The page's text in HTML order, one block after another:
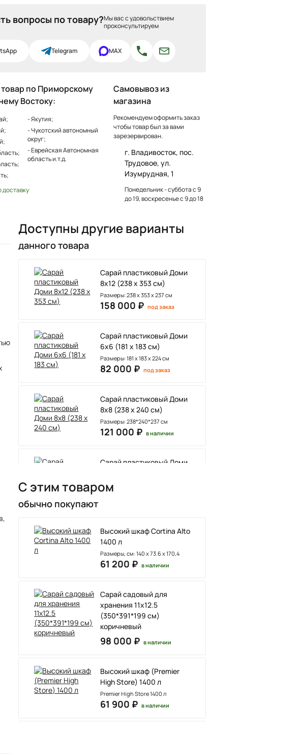
вопросы по товару?Мы вас с удовольствием
проконсультируем
Telegram MAX
по Приморскому
Востоку:
- Якутия;
- Чукотский автономный
округ;
- Еврейская Автономная
область и.т.д.
Самовывоз из
магазина
Рекомендуем оформить заказ
чтобы товар был за вами
зарезервирован.
г. Владивосток, пос.
Трудовое, ул.
Изумрудная, 1
Понедельник - суббота с 9
до 19, воскресенье с 9 до 18
Доступны другие варианты
данного товара
Сарай пластиковый Доми
8х12 (238 х 353 см)
Размеры: 238 х 353 х 237 см
158 000 ₽ под заказ
Сарай пластиковый Доми
6х6 (181 х 183 см)
Размеры: 181 х 183 х 224 см
82 000 ₽ под заказ
Сарай пластиковый Доми
8х8 (238 х 240 см)
Размеры: 238*240*237 см
121 000 ₽ в наличии
Сарай пластиковый Доми
141 000 ₽
С этим товаром
обычно покупают
Высокий шкаф Cortina Alto
1400 л
Размеры, см: 140 х 73.6 х 170,4
61 200 ₽ в наличии
Сарай садовый для
хранения 11х12.5
(350*391*199 см)
коричневый
98 000 ₽ в наличии
Высокий шкаф (Premier
High Store) 1400 л
Premier High Store 1400 л
61 900 ₽ в наличии